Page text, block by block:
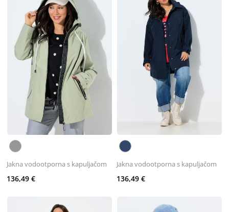
Jakna vodootporna s kapuljačom
136,49 €
Jakna vodootporna s kapuljačom
136,49 €